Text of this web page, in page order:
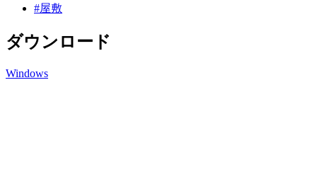
#屋敷
ダウンロード
Windows